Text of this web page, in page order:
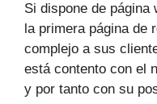
Si dispone de página
la primera página de
complejo a sus
está contento con el
y por tanto con su